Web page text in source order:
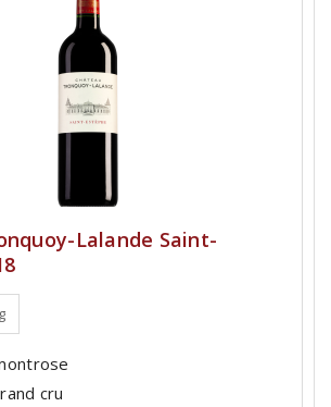
Lalande Saint-
cru